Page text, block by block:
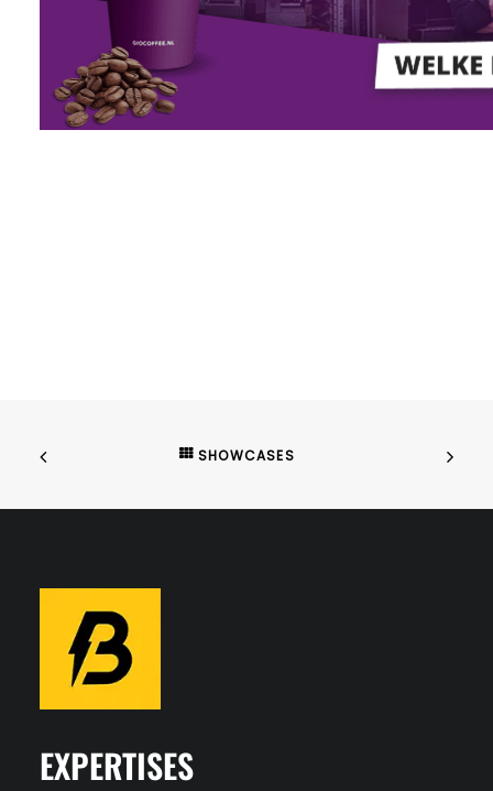
SHOWCASES
EXPERTISES